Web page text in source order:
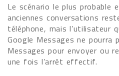
Le scénario le plus probable
anciennes conversations
téléphone, mais l’utilisateur
Google Messages ne pourra
Messages pour envoyer ou
une fois l’arrêt effectif.